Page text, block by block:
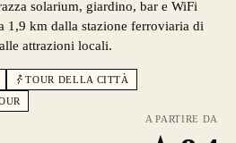
solarium, giardino, bar e WiFi
1,9 km dalla stazione ferroviaria di
attrazioni locali.
TOUR DELLA CITTÀ
A PARTIRE DA